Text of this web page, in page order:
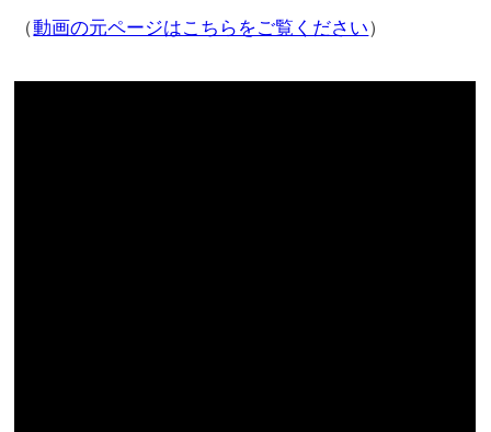
（動画の元ページはこちらをご覧ください）